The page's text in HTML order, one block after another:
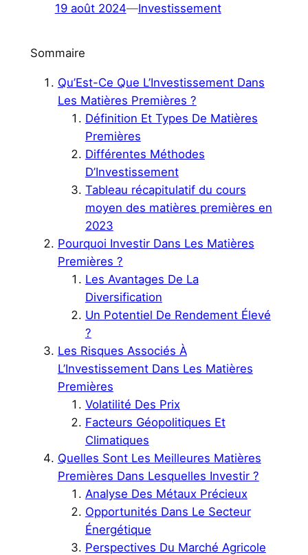
19 août 2024—Investissement
Sommaire
Qu’Est-Ce Que L’Investissement Dans
Les Matières Premières ?
Définition Et Types De Matières
Premières
Différentes Méthodes
D’Investissement
Tableau récapitulatif du cours
moyen des matières premières en
2023
Pourquoi Investir Dans Les Matières
Premières ?
Les Avantages De La
Diversification
Un Potentiel De Rendement Élevé
?
Les Risques Associés À
L’Investissement Dans Les Matières
Premières
Volatilité Des Prix
Facteurs Géopolitiques Et
Climatiques
Quelles Sont Les Meilleures Matières
Premières Dans Lesquelles Investir ?
Analyse Des Métaux Précieux
Opportunités Dans Le Secteur
Énergétique
Perspectives Du Marché Agricole